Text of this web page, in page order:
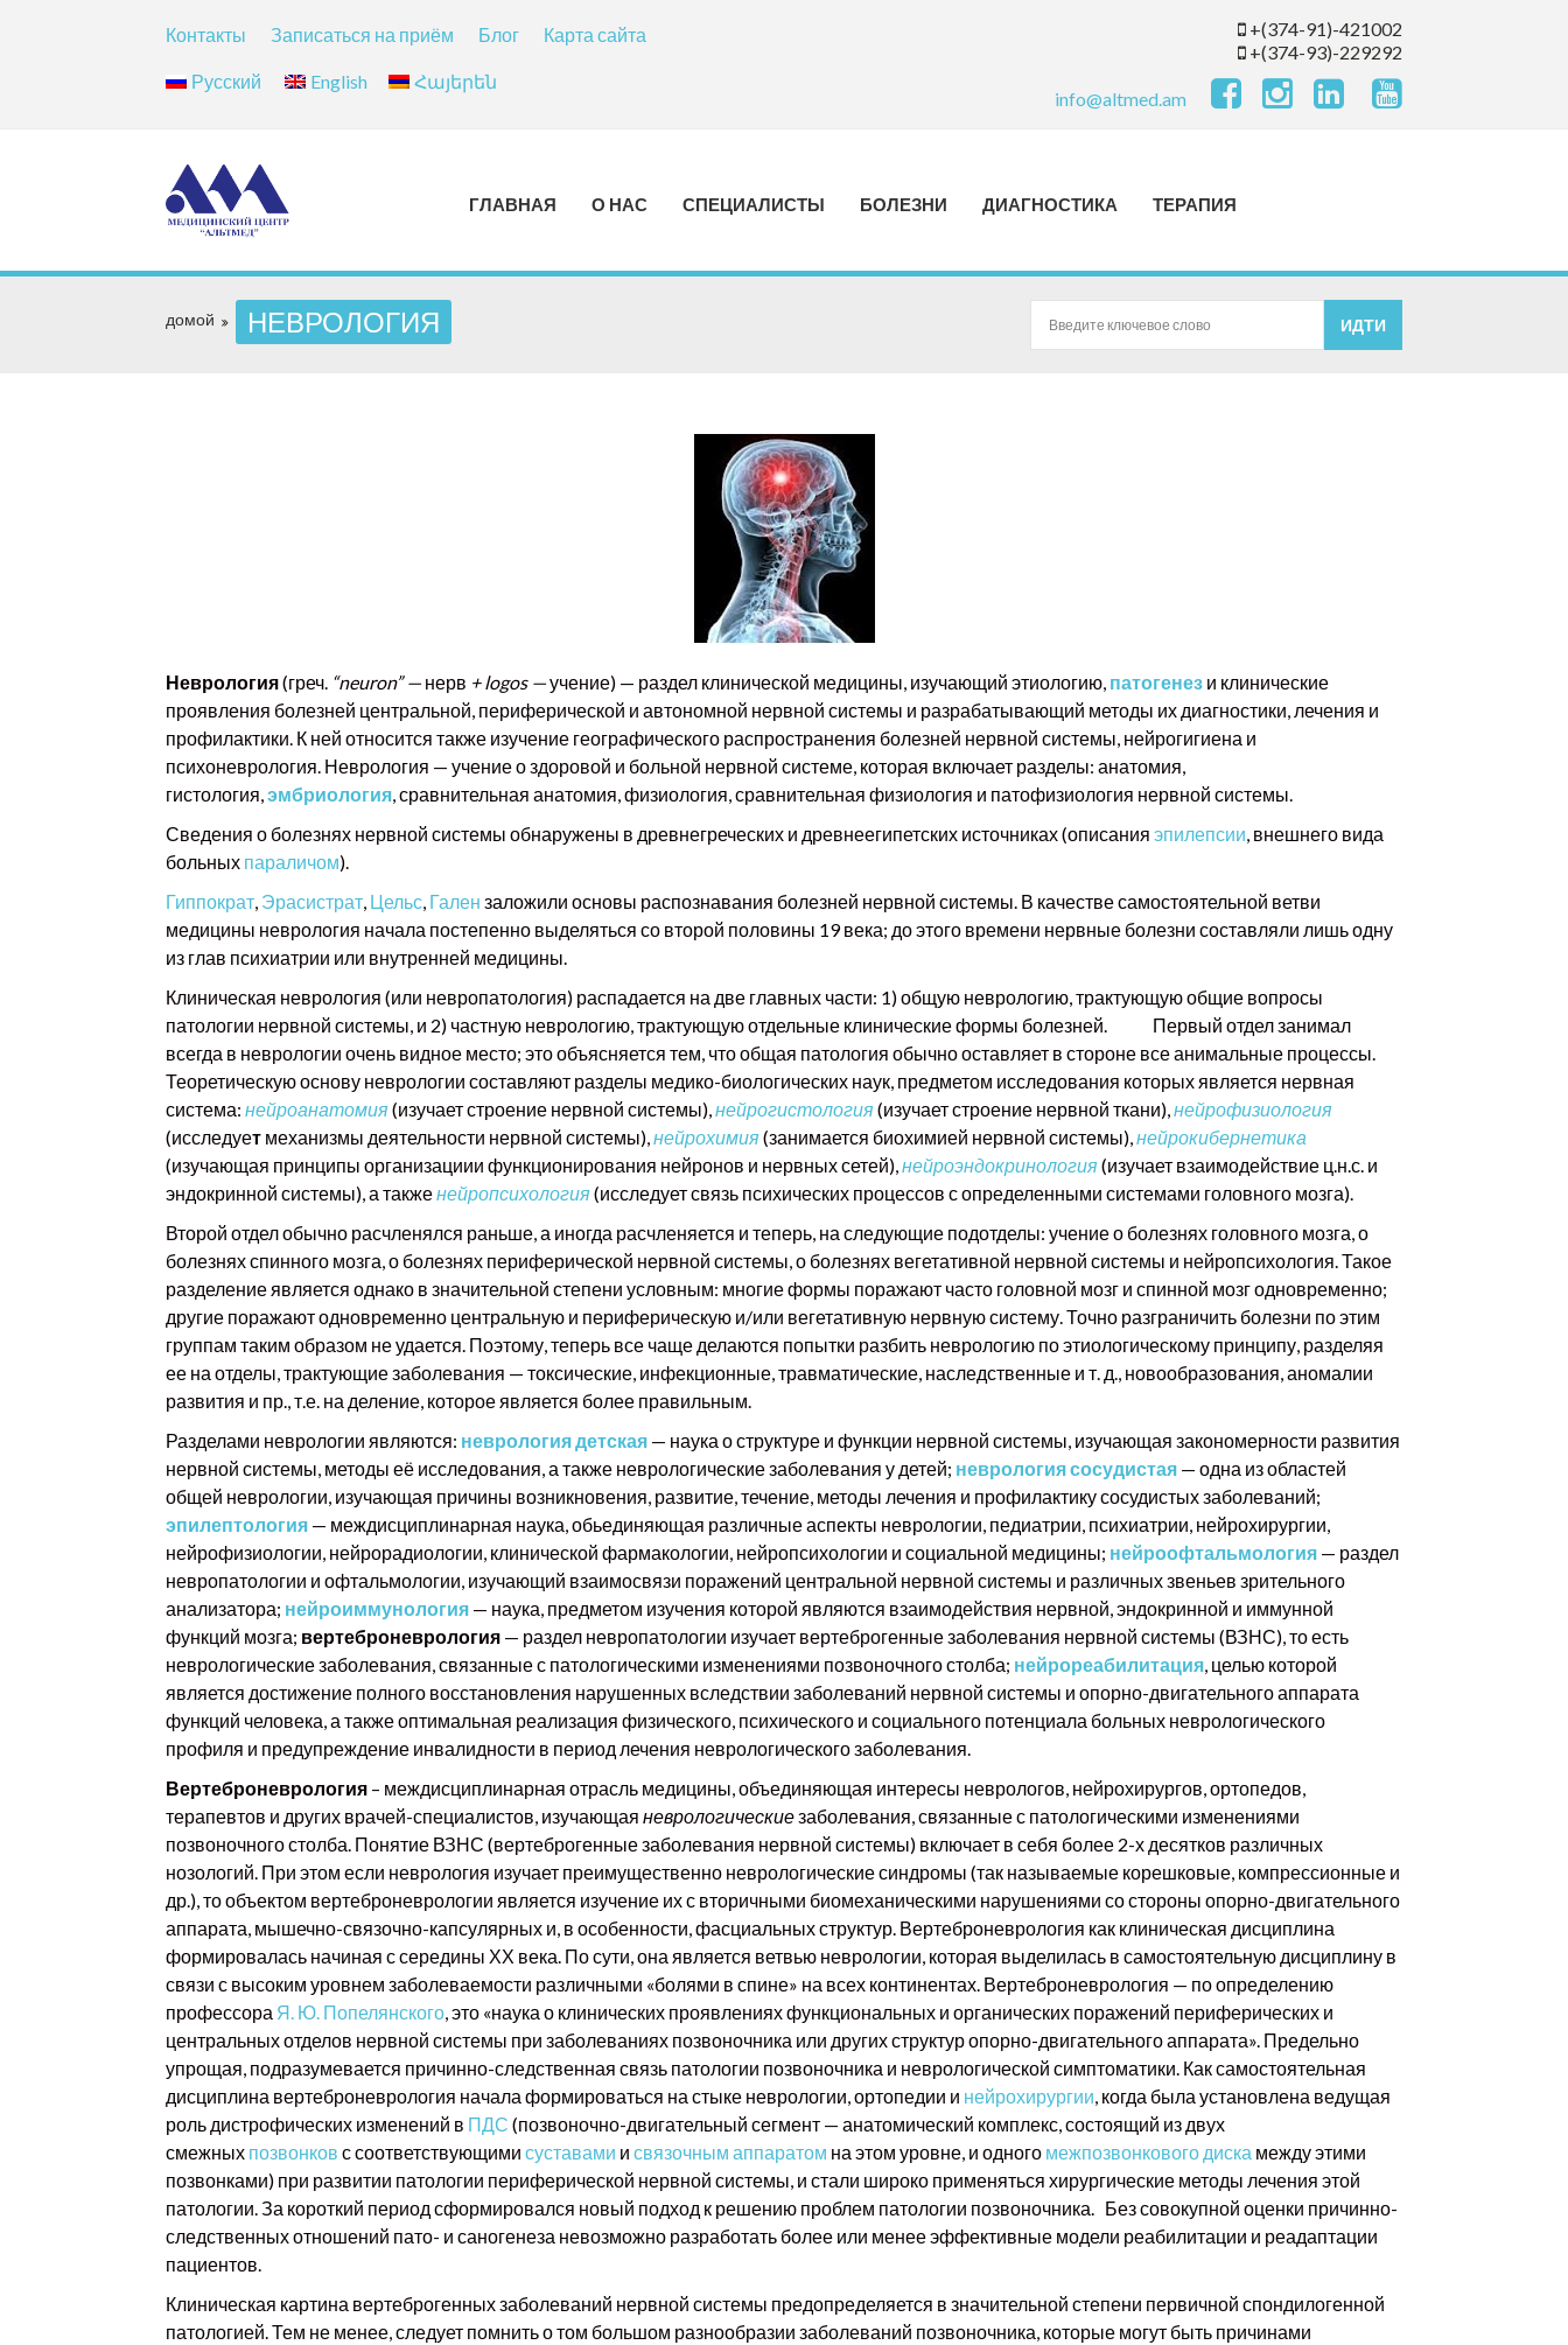
Контакты Записаться на приём Блог Карта сайта
Русский English Հայերեն
+(374-91)-421002
+(374-93)-229292
info@altmed.am
ГЛАВНАЯ О НАС СПЕЦИАЛИСТЫ БОЛЕЗНИ ДИАГНОСТИКА ТЕРАПИЯ
домой НЕВРОЛОГИЯ
Неврология(греч. “neuron” — нерв + logos—учение) — раздел клинической медицины, изучающий этиологию, патогенез и клинические
проявления болезней центральной, периферической и автономной нервной системы и разрабатывающий методы их диагностики, лечения и
профилактики. К ней относится также изучение географического распространения болезней нервной системы, нейрогигиена и
психоневрология. Неврология — учение о здоровой и больной нервной системе, которая включает разделы: анатомия,
гистология, эмбриология , сравнительная анатомия, физиология, сравнительная физиология и патофизиология нервной системы.
Сведения о болезнях нервной системы обнаружены в древнегреческих и древнеегипетских источниках (описания эпилепсии внешнего вида
больных параличом).
Гиппократ Эрасистрат Цельс Гален заложили основы распознавания болезней нервной системы. В качестве самостоятельной ветви
медицины неврология начала постепенно выделяться со второй половины 19 века; до этого времени нервные болезни составляли лишь одну
из глав психиатрии или внутренней медицины.
Клиническая неврология (или невропатология) распадается на две главных части: 1) общую неврологию, трактующую общие вопросы
патологии нервной системы, и 2) частную неврологию, трактующую отдельные клинические формы болезней. Первый отдел занимал
всегда в неврологии очень видное место; это объясняется тем, что общая патология обычно оставляет в стороне все анимальные процессы.
Теоретическую основу неврологии составляют разделы медико-биологических наук, предметом исследования которых является нервная
система: нейроанатомия(изучает строение нервной системы), нейрогистология(изучает строение нервной ткани), нейрофизиология
(исследует механизмы деятельности нервной системы), нейрохимия(занимается биохимией нервной системы), нейрокибернетика
(изучающая принципы организациии функционирования нейронов и нервных сетей), нейроэндокринология(изучает взаимодействие ц.н.с. и
эндокринной системы), а такженейропсихология(исследует связь психических процессов с определенными системами головного мозга).
Второй отдел обычно расчленялся раньше, а иногда расчленяется и теперь, на следующие подотделы: учение о болезнях головного мозга, о
болезнях спинного мозга, о болезнях периферической нервной системы, о болезнях вегетативной нервной системы и нейропсихология. Такое
разделение является однако в значительной степени условным: многие формы поражают часто головной мозг и спинной мозг одновременно;
другие поражают одновременно центральную и периферическую и/или вегетативную нервную систему. Точно разграничить болезни по этим
группам таким образом не удается. Поэтому, теперь все чаще делаются попытки разбить неврологию по этиологическому принципу, разделяя
ее на отделы, трактующие заболевания — токсические, инфекционные, травматические, наследственные и т. д., новообразования, аномалии
развития и пр., т.е. на деление, которое является более правильным.
Разделами неврологии являются: неврология детская — наука о структуре и функции нервной системы, изучающая закономерности развития
нервной системы, методы её исследования, а также неврологические заболевания у детей; неврология сосудистая — одна из областей
общей неврологии, изучающая причины возникновения, развитие, течение, методы лечения и профилактику сосудистых заболеваний;
эпилептология — междисциплинарная наука, обьединяющая различные аспекты неврологии, педиатрии, психиатрии, нейрохирургии,
нейрофизиологии, нейрорадиологии, клинической фармакологии, нейропсихологии и социальной медицины; нейроофтальмология — раздел
невропатологии и офтальмологии, изучающий взаимосвязи поражений центральной нервной системы и различных звеньев зрительного
анализатора; нейроиммунология — наука, предметом изучения которой являются взаимодействия нервной, эндокринной и иммунной
функций мозга; вертеброневрология — раздел невропатологии изучает вертеброгенные заболевания нервной системы (ВЗНС), то есть
неврологические заболевания, связанные с патологическими изменениями позвоночного столба; нейрореабилитация , целью которой
является достижение полного восстановления нарушенных вследствии заболеваний нервной системы и опорно-двигательного аппарата
функций человека, а также оптимальная реализация физического, психического и социального потенциала больных неврологического
профиля и предупреждение инвалидности в период лечения неврологического заболевания.
Вертеброневрология – междисциплинарная отрасль медицины, объединяющая интересы неврологов, нейрохирургов, ортопедов,
терапевтов и других врачей-специалистов, изучающая неврологическиезаболевания, связанные с патологическими изменениями
позвоночного столба. Понятие ВЗНС (вертеброгенные заболевания нервной системы) включает в себя более 2-х десятков различных
нозологий. При этом если неврология изучает преимущественно неврологические синдромы (так называемые корешковые, компрессионные и
др.), то объектом вертеброневрологии является изучение их с вторичными биомеханическими нарушениями со стороны опорно-двигательного
аппарата, мышечно-связочно-капсулярных и, в особенности, фасциальных структур. Вертеброневрология как клиническая дисциплина
формировалась начиная с середины ХХ века. По сути, она является ветвью неврологии, которая выделилась в самостоятельную дисциплину в
связи с высоким уровнем заболеваемости различными «болями в спине» на всех континентах. Вертеброневрология — по определению
профессора Я. Ю. Попелянского , это «наука о клинических проявлениях функциональных и органических поражений периферических и
центральных отделов нервной системы при заболеваниях позвоночника или других структур опорно-двигательного аппарата». Предельно
упрощая, подразумевается причинно-следственная связь патологии позвоночника и неврологической симптоматики. Как самостоятельная
дисциплина вертеброневрология начала формироваться на стыке неврологии, ортопедии и нейрохирургии , когда была установлена ведущая
роль дистрофических изменений в ПДС (позвоночно-двигательный сегмент — анатомический комплекс, состоящий из двух
смежных позвонков с соответствующими суставами и связочным аппаратом на этом уровне, и одного межпозвонкового диска между этими
позвонками) при развитии патологии периферической нервной системы, и стали широко применяться хирургические методы лечения этой
патологии. За короткий период сформировался новый подход к решению проблем патологии позвоночника. Без совокупной оценки причинно-
следственных отношений пато- и саногенеза невозможно разработать более или менее эффективные модели реабилитации и реадаптации
пациентов.
Клиническая картина вертеброгенных заболеваний нервной системы предопределяется в значительной степени первичной спондилогенной
патологией. Тем не менее, следует помнить о том большом разнообразии заболеваний позвоночника, которые могут быть причинами